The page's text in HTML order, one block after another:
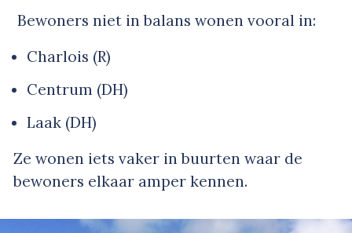
Bewoners niet in balans wonen vooral in:
Charlois (R)
Centrum (DH)
Laak (DH)
Ze wonen iets vaker in buurten waar de
bewoners elkaar amper kennen.